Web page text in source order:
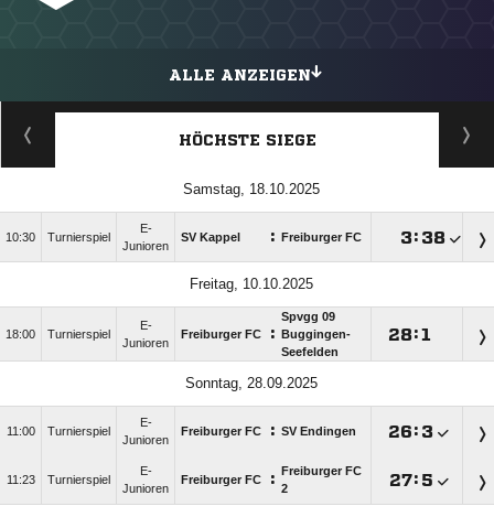
ALLE ANZEIGEN
HÖCHSTE SIEGE
Samstag, 18.10.2025
10:30 Turnierspiel
E-
Junioren
SV Kappel : Freiburger FC : 
Freitag, 10.10.2025
18:00 Turnierspiel
E-
Junioren
Freiburger FC :
Spvgg 09
Buggingen-
Seefelden
:
Sonntag, 28.09.2025
11:00 Turnierspiel
E-
Junioren
Freiburger FC : SV Endingen : 
11:23 Turnierspiel
E-
Junioren
Freiburger FC :
Freiburger FC
2
: 